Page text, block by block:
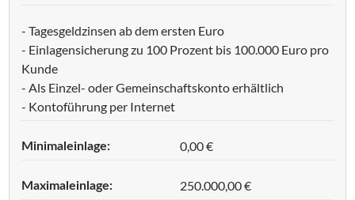
- Tagesgeldzinsen ab dem ersten Euro
- Einlagensicherung zu 100 Prozent bis 100.000 Euro pro
Kunde
- Als Einzel- oder Gemeinschaftskonto erhältlich
- Kontoführung per Internet
Minimaleinlage: 0,00 €
Maximaleinlage: 250.000,00 €